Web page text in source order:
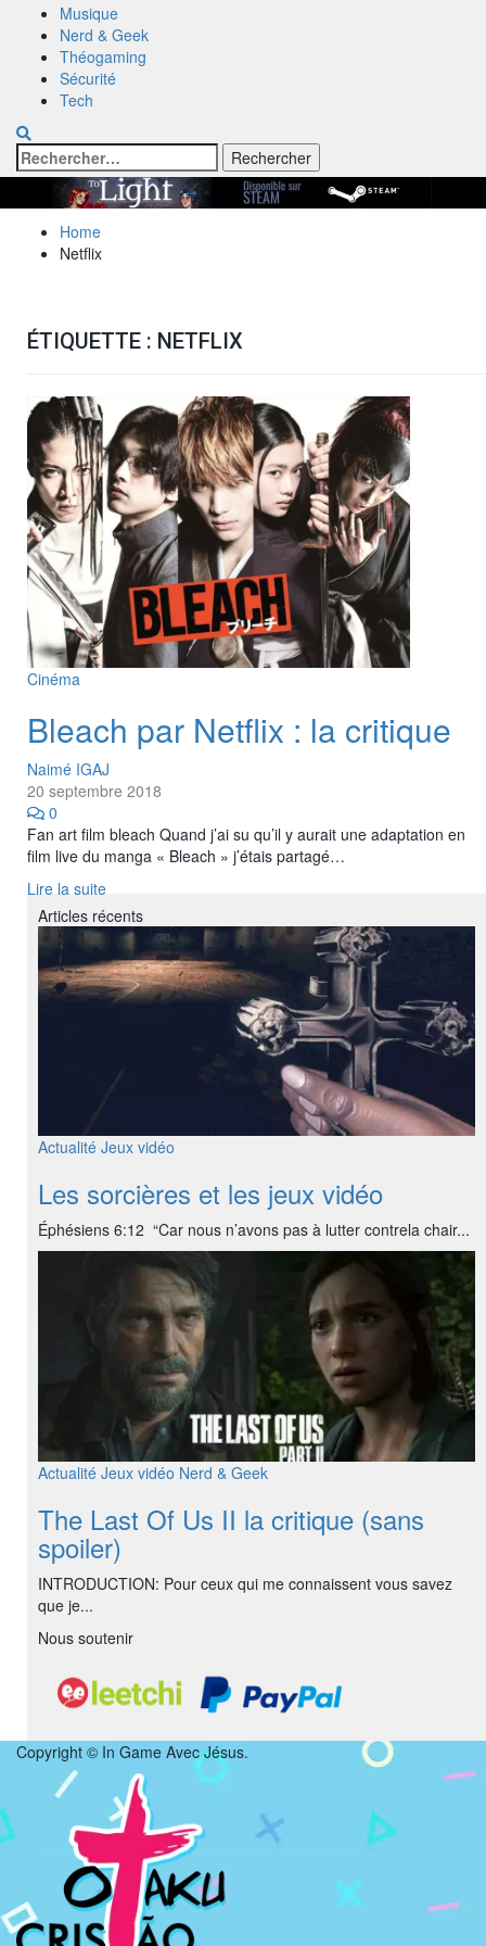
Musique
Nerd & Geek
Théogaming
Sécurité
Tech
Rechercher :
Home
Netflix
ÉTIQUETTE : NETFLIX
Cinéma
Bleach par Netflix : la critique
Naimé IGAJ
20 septembre 2018
0
Fan art film bleach Quand j’ai su qu’il y aurait une adaptation en
film live du manga « Bleach » j’étais partagé…
Lire la suite
Articles récents
Actualité Jeux vidéo
Les sorcières et les jeux vidéo
Éphésiens 6:12 “Car nous n’avons pas à lutter contrela chair...
Actualité Jeux vidéo Nerd & Geek
The Last Of Us II la critique (sans
spoiler)
INTRODUCTION: Pour ceux qui me connaissent vous savez
que je...
Nous soutenir
Copyright © In Game Avec Jésus.